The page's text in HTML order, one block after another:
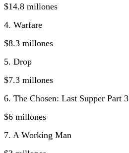
$14.8 millones
4. Warfare
$8.3 millones
5. Drop
$7.3 millones
6. The Chosen: Last Supper Part 3
$6 millones
7. A Working Man